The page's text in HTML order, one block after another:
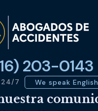
203-0143
24/7 We speak English